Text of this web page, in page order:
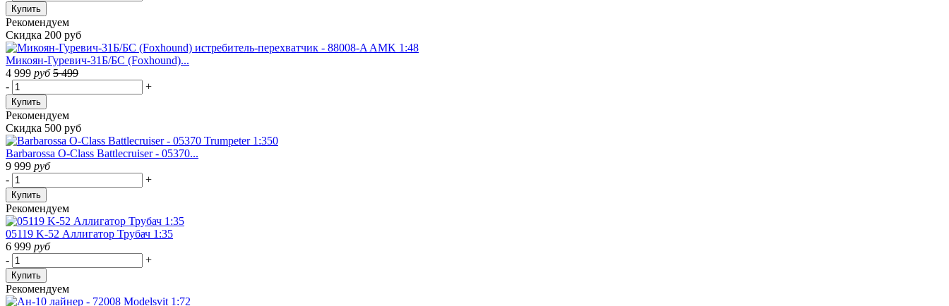
Купить
Рекомендуем
Скидка 200 руб
Микоян-Гуревич-31Б/БС (Foxhound)...
4 999 руб 5 499
-
+
Купить
Рекомендуем
Скидка 500 руб
Barbarossa O-Class Battlecruiser - 05370...
9 999 руб
-
+
Купить
Рекомендуем
05119 K-52 Аллигатор Трубач 1:35
6 999 руб
-
+
Купить
Рекомендуем